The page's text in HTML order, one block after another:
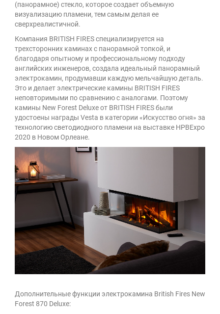
(панорамное) стекло, которое создает объемную
визуализацию пламени, тем самым делая ее
сверхреалистичной.
Компания BRITISH FIRES специализируется на
трехсторонних каминах с панорамной топкой, и
благодаря опытному и профессиональному подходу
английских инженеров, создала идеальный панорамный
электрокамин, продумавши каждую мельчайшую деталь.
Это и делает электрические камины BRITISH FIRES
неповторимыми по сравнению с аналогами. Поэтому
камины New Forest Deluxe от BRITISH FIRES были
удостоены награды Vesta в категории «Искусство огня» за
технологию светодиодного пламени на выставке HPBExpo
2020 в Новом Орлеане.
Дополнительные функции электрокамина British Fires New
Forest 870 Deluxe: